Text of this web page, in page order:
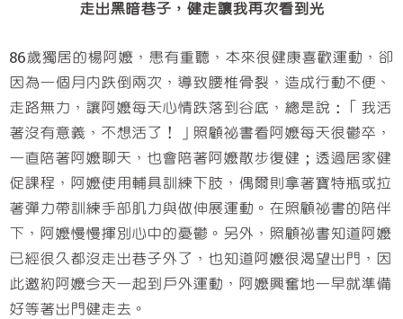
走出黑暗巷子，健走讓我再次看到光
86歲獨居的楊阿嬤，患有重聽，本來很健康喜歡運動，卻
因為一個月內跌倒兩次，導致腰椎骨裂，造成行動不便、
走路無力，讓阿嬤每天心情跌落到谷底，總是說：「我活
著沒有意義，不想活了！」照顧祕書看阿嬤每天很鬱卒，
一直陪著阿嬤聊天，也會陪著阿嬤散步復健；透過居家健
促課程，阿嬤使用輔具訓練下肢，偶爾則拿著寶特瓶或拉
著彈力帶訓練手部肌力與做伸展運動。在照顧祕書的陪伴
下，阿嬤慢慢揮別心中的憂鬱。另外，照顧祕書知道阿嬤
已經很久都沒走出巷子外了，也知道阿嬤很渴望出門，因
此邀約阿嬤今天一起到戶外運動，阿嬤興奮地一早就準備
好等著出門健走去。